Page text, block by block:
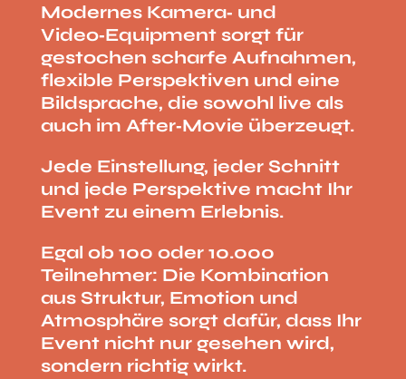
Modernes Kamera‑ und
Video‑Equipment sorgt für
gestochen scharfe Aufnahmen,
flexible Perspektiven und eine
Bildsprache, die sowohl live als
auch im After‑Movie überzeugt.
Jede Einstellung, jeder Schnitt
und jede Perspektive macht Ihr
Event zu einem Erlebnis.
Egal ob 100 oder 10.000
Teilnehmer: Die Kombination
aus Struktur, Emotion und
Atmosphäre sorgt dafür, dass Ihr
Event nicht nur gesehen wird,
sondern richtig wirkt.